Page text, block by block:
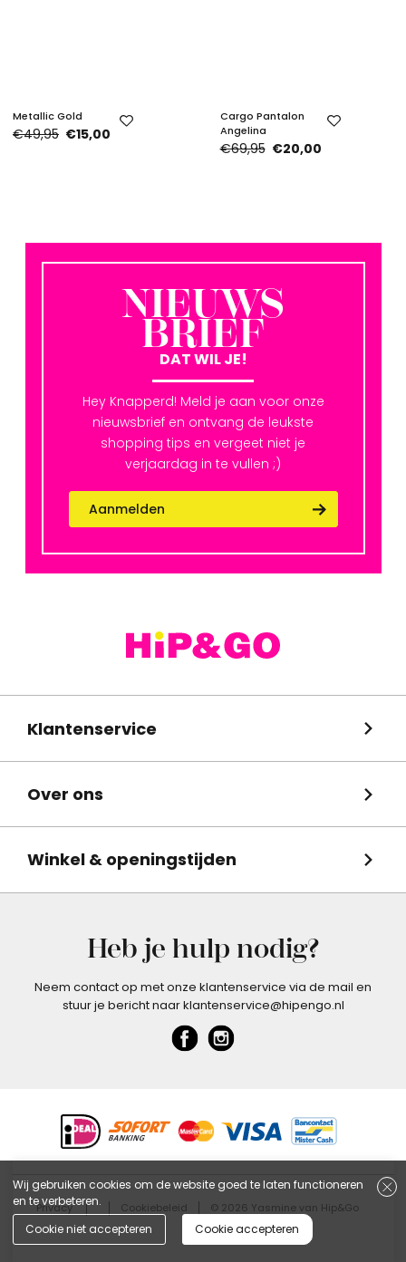
Metallic Gold
€49,95 €15,00
Cargo Pantalon
Angelina
€69,95 €20,00
NIEUWS
BRIEF
DAT WIL JE!
Hey Knapperd! Meld je aan voor onze
nieuwsbrief en ontvang de leukste
shopping tips en vergeet niet je
verjaardag in te vullen ;)
Aanmelden
Klantenservice
Over ons
Winkel & openingstijden
Heb je hulp nodig?
Neem contact op met onze klantenservice via de mail en
stuur je bericht naar klantenservice@hipengo.nl
Privacy Cookiebeleid © 2026 Yasmine van Hip&Go
Wij gebruiken cookies om de website goed te laten functioneren
en te verbeteren.